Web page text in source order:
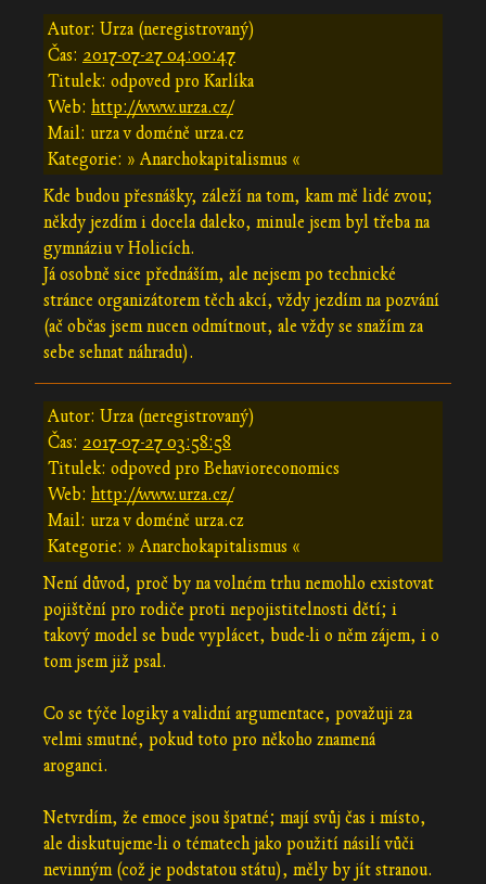
Autor: Urza (neregistrovaný)
Čas: 2017-07-27 04:00:47
Titulek: odpoved pro Karlíka
Web: http://www.urza.cz/
Mail: urza v doméně urza.cz
Kategorie: » Anarchokapitalismus «
Kde budou přesnášky, záleží na tom, kam mě lidé zvou;
někdy jezdím i docela daleko, minule jsem byl třeba na
gymnáziu v Holicích.
Já osobně sice přednáším, ale nejsem po technické
stránce organizátorem těch akcí, vždy jezdím na pozvání
(ač občas jsem nucen odmítnout, ale vždy se snažím za
sebe sehnat náhradu).
Autor: Urza (neregistrovaný)
Čas: 2017-07-27 03:58:58
Titulek: odpoved pro Behavioreconomics
Web: http://www.urza.cz/
Mail: urza v doméně urza.cz
Kategorie: » Anarchokapitalismus «
Není důvod, proč by na volném trhu nemohlo existovat
pojištění pro rodiče proti nepojistitelnosti dětí; i
takový model se bude vyplácet, bude-li o něm zájem, i o
tom jsem již psal.
Co se týče logiky a validní argumentace, považuji za
velmi smutné, pokud toto pro někoho znamená
aroganci.
Netvrdím, že emoce jsou špatné; mají svůj čas i místo,
ale diskutujeme-li o tématech jako použití násilí vůči
nevinným (což je podstatou státu), měly by jít stranou.